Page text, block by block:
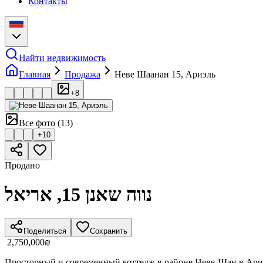
Найти недвижимость
Главная
Продажа Неве Шаанан 15, Ариэль
+8
Все фото (13)
+10
Продано
נווה שאנן 15, אריאל
Поделиться Сохранить
‏2,750,000 ‏₪